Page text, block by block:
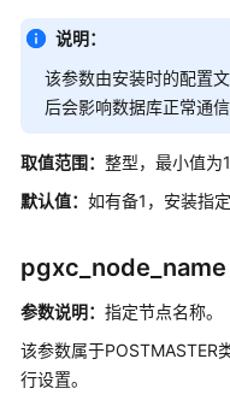
2.x）
数
据
库
系
统
理
数
说明：
该参数由安装时的配置
后会影响数据库正常通信
取值范围： 整型，最小值为
默认值： 如有备1，安装指
pgxc_node_name
参数说明： 指定节点名称。
该参数属于POSTMASTER
行设置。